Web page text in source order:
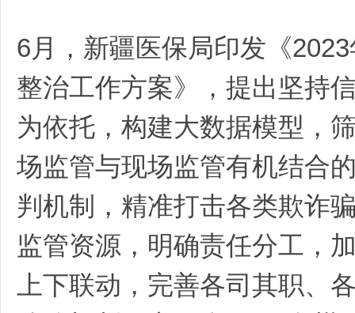
6月，新疆医保局印发《
整治工作方案》，提出坚持
为依托，构建大数据模型，
场监管与现场监管有机结合
判机制，精准打击各类欺诈
监管资源，明确责任分工，
上下联动，完善各司其职、